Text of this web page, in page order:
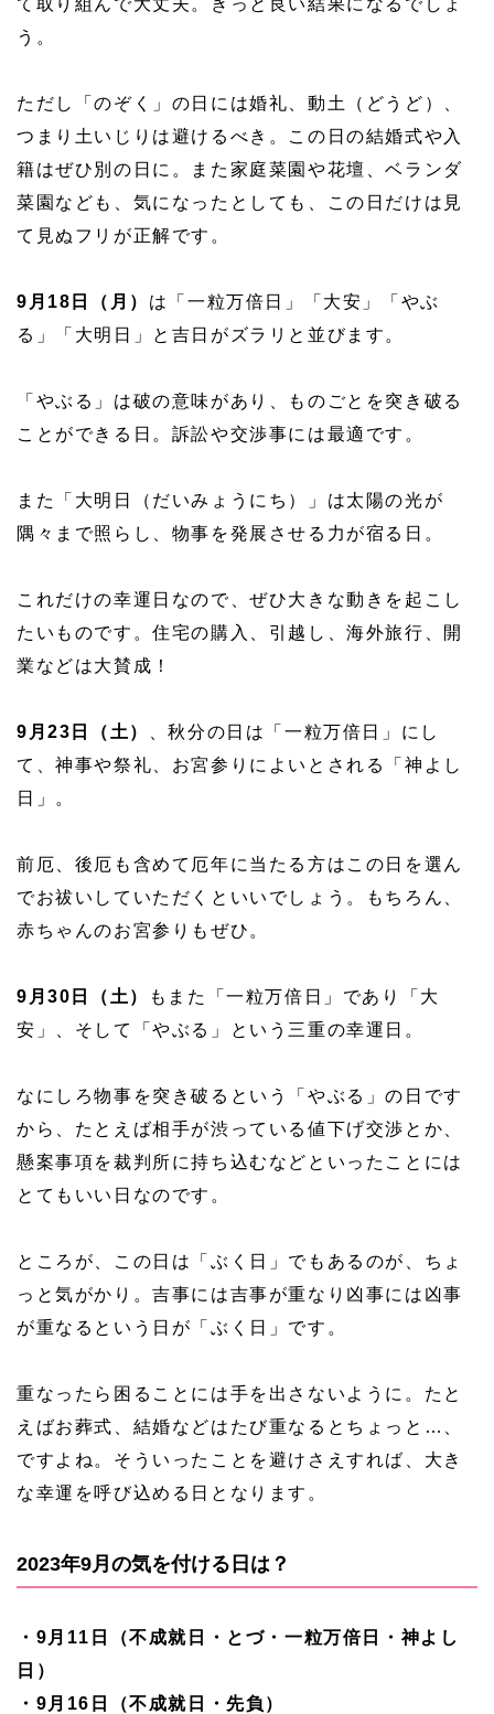
う。
ただし「のぞく」の日には婚礼、動土（どうど）、
つまり土いじりは避けるべき。この日の結婚式や入
籍はぜひ別の日に。また家庭菜園や花壇、ベランダ
菜園なども、気になったとしても、この日だけは見
て見ぬフリが正解です。
9月18日（月） は「一粒万倍日」「大安」「やぶ
る」「大明日」と吉日がズラリと並びます。
「やぶる」は破の意味があり、ものごとを突き破る
ことができる日。訴訟や交渉事には最適です。
また「大明日（だいみょうにち）」は太陽の光が
隅々まで照らし、物事を発展させる力が宿る日。
これだけの幸運日なので、ぜひ大きな動きを起こし
たいものです。住宅の購入、引越し、海外旅行、開
業などは大賛成！
9月23日（土）
、秋分の日は「一粒万倍日」にし
て、神事や祭礼、お宮参りによいとされる「神よし
日」。
前厄、後厄も含めて厄年に当たる方はこの日を選ん
でお祓いしていただくといいでしょう。もちろん、
赤ちゃんのお宮参りもぜひ。
9月30日（土）
もまた「一粒万倍日」であり「大
安」、そして「やぶる」という三重の幸運日。
なにしろ物事を突き破るという「やぶる」の日です
から、たとえば相手が渋っている値下げ交渉とか、
懸案事項を裁判所に持ち込むなどといったことには
とてもいい日なのです。
ところが、この日は「ぶく日」でもあるのが、ちょ
っと気がかり。吉事には吉事が重なり凶事には凶事
が重なるという日が「ぶく日」です。
重なったら困ることには手を出さないように。たと
えばお葬式、結婚などはたび重なるとちょっと…、
ですよね。そういったことを避けさえすれば、大き
な幸運を呼び込める日となります。
2023年9月の気を付ける日は？
・9月11日（不成就日・とづ・一粒万倍日・神よし
日）
・9月16日（不成就日・先負）